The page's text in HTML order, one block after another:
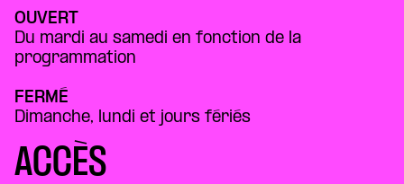
OUVERT
Du mardi au samedi en fonction de la
programmation
FERMÉ
Dimanche, lundi et jours fériés
ACCÈS